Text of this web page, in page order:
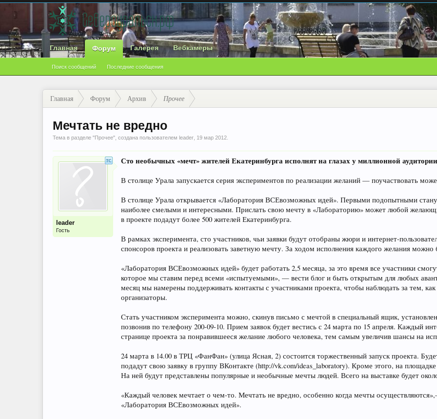
Главная Форум
Поиск сообщений Последние сообщения
Галерея Вебкамеры
Главная Форум Архив Прочее
Мечтать не вредно
Тема в разделе "Прочее", создана пользователем leader 19 мар 2012
leader
Гость
Сто необычных «мечт» жителей Екатеринбурга исполнят на глазах у миллионной аудитории
В столице Урала запускается серия экспериментов по реализации желаний — поучаствовать
В столице Урала открывается «Лаборатория ВСЕвозможных идей». Первыми подопытными
наиболее смелыми и интересными. Прислать свою мечту в «Лабораторию» может любой
в проекте подадут более 500 жителей Екатеринбурга.
В рамках эксперимента, сто участников, чьи заявки будут отобраны жюри и интернет-
спонсоров проекта и реализовать заветную мечту. За ходом исполнения каждого желания
«Лаборатория ВСЕвозможных идей» будет работать 2,5 месяца, за это время все участники
которое мы ставим перед всеми «испытуемыми», — вести блог и быть открытым для любых
месяц мы намерены поддерживать контакты с участниками проекта, чтобы наблюдать за тем,
организаторы.
Стать участником эксперимента можно, скинув письмо с мечтой в специальный ящик,
позвонив по телефону 200-09-10. Прием заявок будет вестись с 24 марта по 15 апреля. Каждый
странице проекта за понравившееся желание любого человека, тем самым увеличив шансы на
24 марта в 14.00 в ТРЦ «ФанФан» (улица Ясная, 2) состоится торжественный запуск проекта.
подадут свою заявку в группу ВКонтакте (http://vk.com/ideas_laboratory). Кроме этого, на
На ней будут представлены популярные и необычные мечты людей. Всего на выставке будет
«Каждый человек мечтает о чем-то. Мечтать не вредно, особенно когда мечты
«Лаборатория ВСЕвозможных идей».